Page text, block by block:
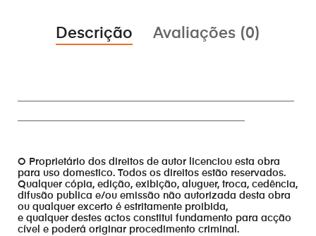
Descrição Avaliações (0)
O Proprietário dos direitos de autor licenciou esta obra
para uso domestico. Todos os direitos estão reservados.
Qualquer cópia, edição, exibição, aluguer, troca, cedência,
difusão publica e/ou emissão não autorizada desta obra
ou qualquer excerto é estritamente proibida,
e qualquer destes actos constitui fundamento para acção
cível e poderá originar procedimento criminal.